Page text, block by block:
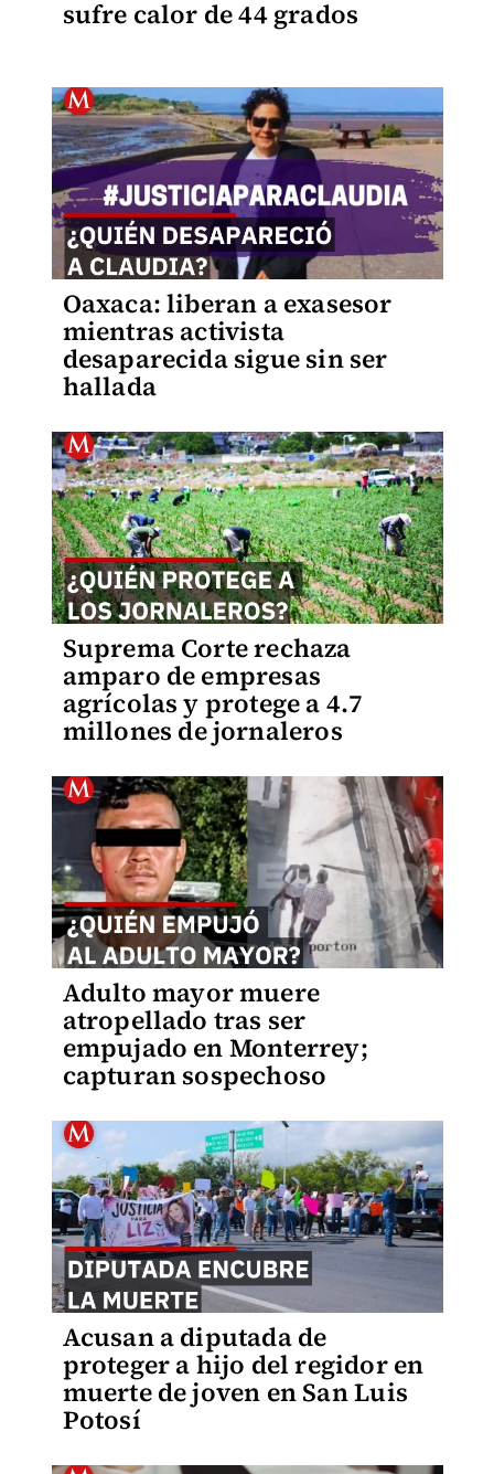
sufre calor de 44 grados
Oaxaca: liberan a exasesor
mientras activista
desaparecida sigue sin ser
hallada
Suprema Corte rechaza
amparo de empresas
agrícolas y protege a 4.7
millones de jornaleros
Adulto mayor muere
atropellado tras ser
empujado en Monterrey;
capturan sospechoso
Acusan a diputada de
proteger a hijo del regidor en
muerte de joven en San Luis
Potosí